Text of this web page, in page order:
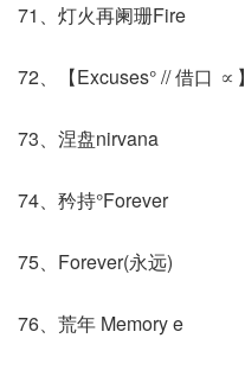
71、灯火再阑珊Fire
72、【Excuses° // 借口 ∝】
73、涅盘nirvana
74、矜持°Forever
75、Forever(永远)
76、荒年 Memory e